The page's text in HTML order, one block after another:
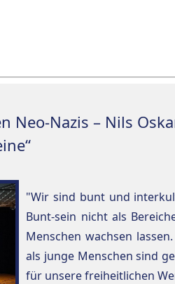
Neo-Nazis – Nils
"Wir sind bunt und
Bunt-sein nicht als
Menschen wachsen
als junge Menschen sind
für unsere freiheitlichen